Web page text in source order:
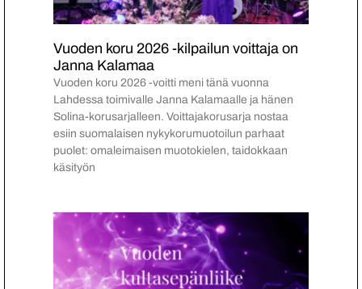
Vuoden koru 2026 -kilpailun voittaja on
Janna Kalamaa
Vuoden koru 2026 -voitti meni tänä vuonna
Lahdessa toimivalle Janna Kalamaalle ja hänen
Solina-korusarjalleen. Voittajakorusarja nostaa
esiin suomalaisen nykykorumuotoilun parhaat
puolet: omaleimaisen muotokielen, taidokkaan
käsityön